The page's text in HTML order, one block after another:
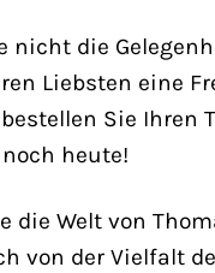
nicht die
Liebsten eine
Sie Ihren
heute!
die Welt von
von der Vielfalt